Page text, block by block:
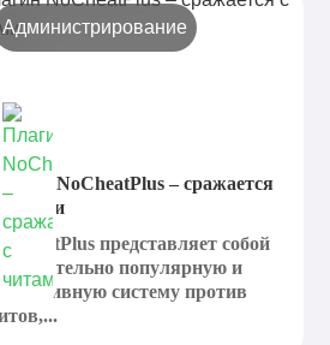
Администрирование
NoCheatPlus – сражается
представляет собой
популярную и
систему против